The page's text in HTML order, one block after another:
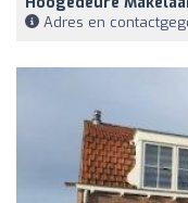
Adres en